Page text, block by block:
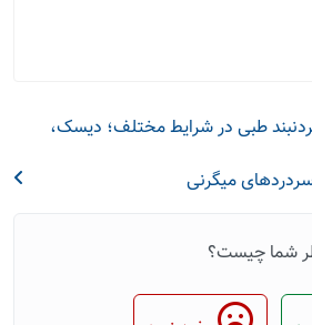
طبی در شرایط مختلف؛ دیسک،
سردردهای میگرنی
شما چیست؟